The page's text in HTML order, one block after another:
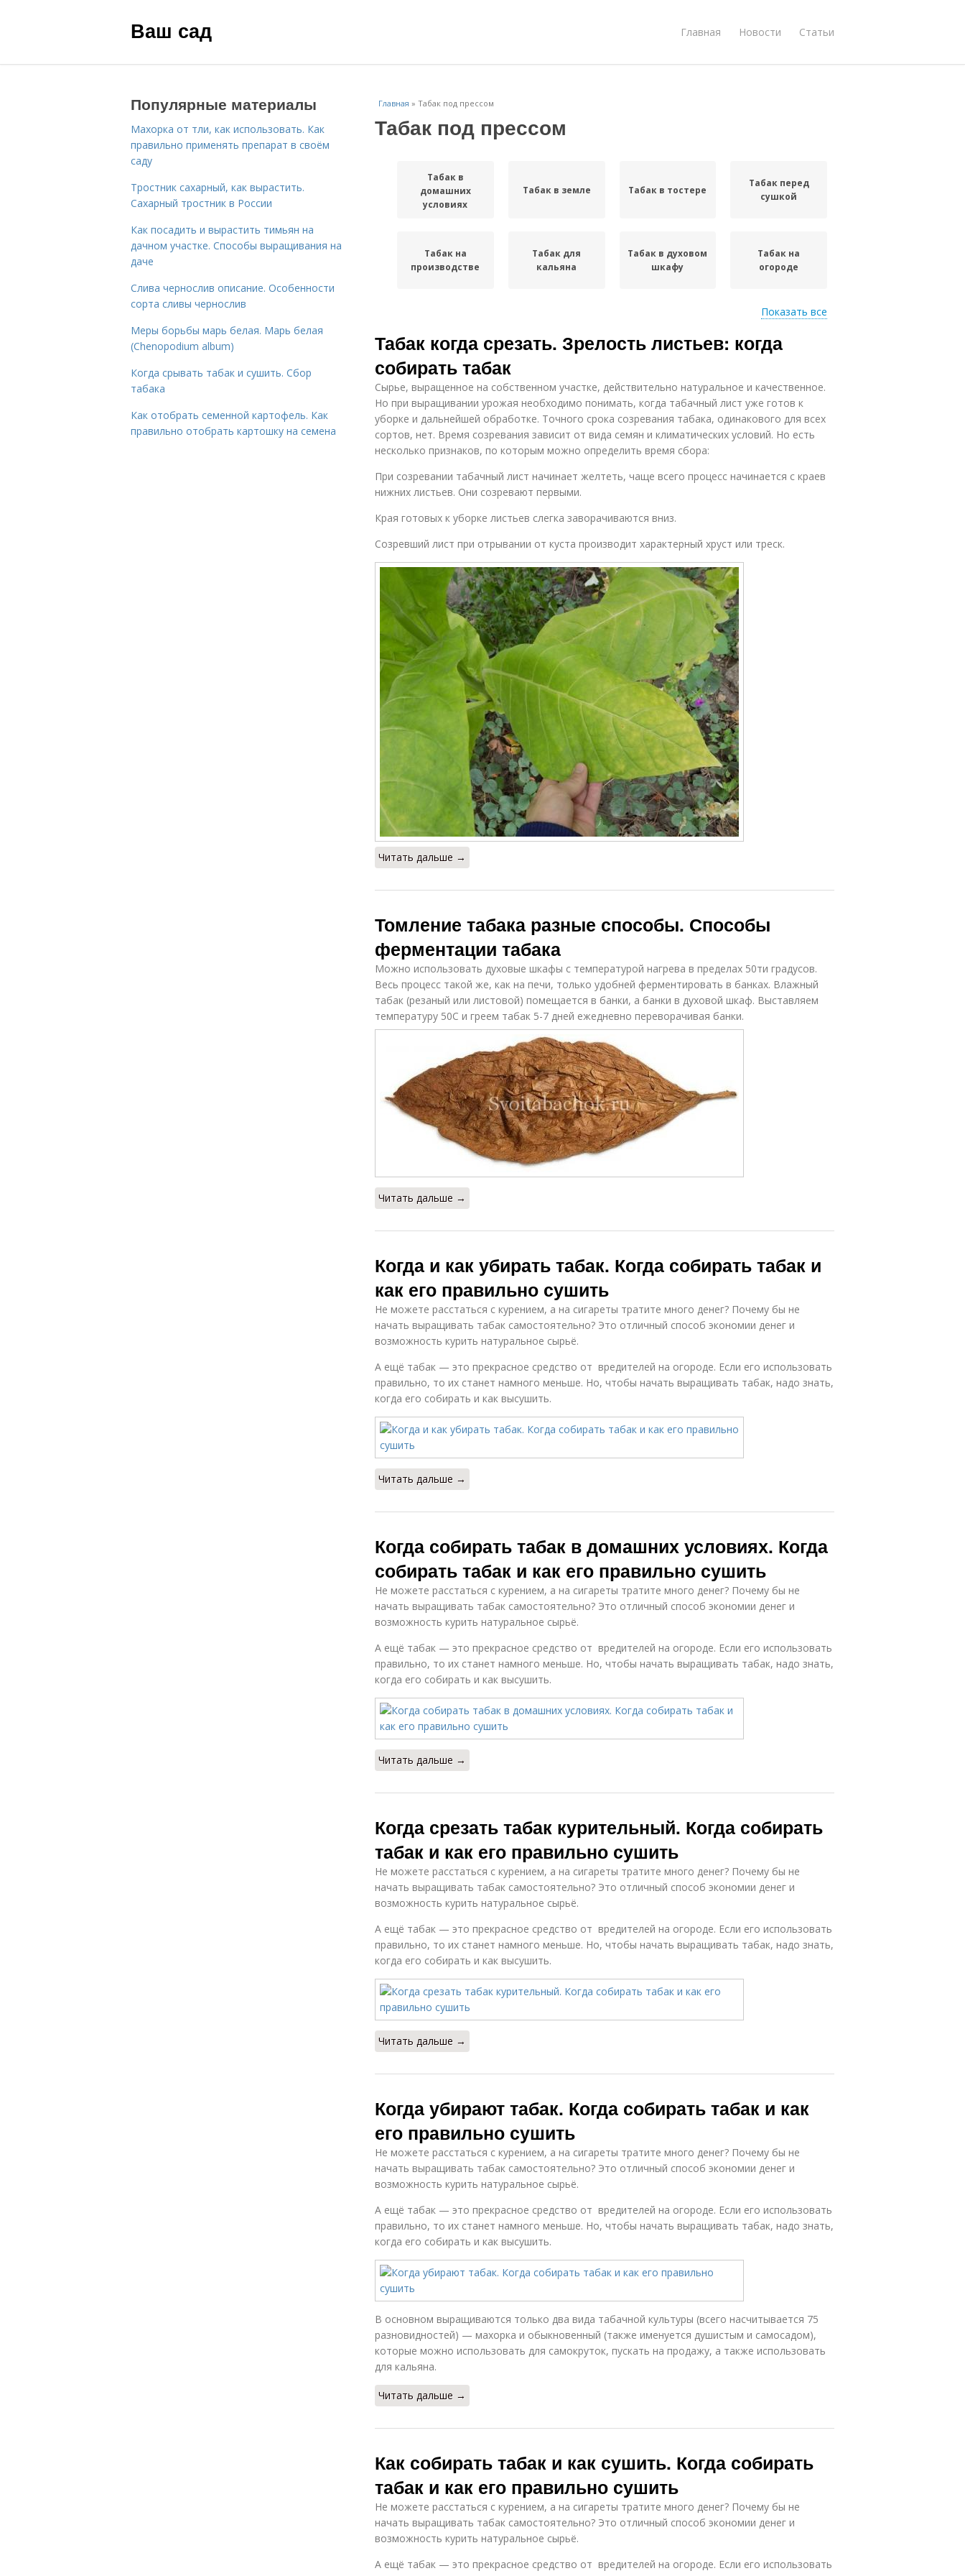
Ваш сад Главная Новости Статьи
Главная » Табак под прессом
Табак под прессом
Табак в
домашних
условиях
Табак в земле Табак в тостере
Табак перед
сушкой
Табак на
производстве
Табак для
кальяна
Табак в духовом
шкафу
Табак на
огороде
микроволновке
ферментации
табака
табак
Табак на
чердаке
Проблемный
табак
Восточный
табак
Уход за табаком
Показать все
Табак когда срезать. Зрелость листьев: когда
собирать табак
Сырье, выращенное на собственном участке, действительно натуральное и качественное.
Но при выращивании урожая необходимо понимать, когда табачный лист уже готов к
уборке и дальнейшей обработке. Точного срока созревания табака, одинакового для всех
сортов, нет. Время созревания зависит от вида семян и климатических условий. Но есть
несколько признаков, по которым можно определить время сбора:
При созревании табачный лист начинает желтеть, чаще всего процесс начинается с краев
нижних листьев. Они созревают первыми.
Края готовых к уборке листьев слегка заворачиваются вниз.
Созревший лист при отрывании от куста производит характерный хруст или треск.
Читать дальше →
Томление табака разные способы. Способы
ферментации табака
Можно использовать духовые шкафы с температурой нагрева в пределах 50ти градусов.
Весь процесс такой же, как на печи, только удобней ферментировать в банках. Влажный
табак (резаный или листовой) помещается в банки, а банки в духовой шкаф. Выставляем
температуру 50С и греем табак 5-7 дней ежедневно переворачивая банки.
Читать дальше →
Когда и как убирать табак. Когда собирать табак и
как его правильно сушить
Не можете расстаться с курением, а на сигареты тратите много денег? Почему бы не
начать выращивать табак самостоятельно? Это отличный способ экономии денег и
возможность курить натуральное сырьё.
А ещё табак — это прекрасное средство от вредителей на огороде. Если его использовать
правильно, то их станет намного меньше. Но, чтобы начать выращивать табак, надо знать,
когда его собирать и как высушить.
Читать дальше →
Когда собирать табак в домашних условиях. Когда
собирать табак и как его правильно сушить
Не можете расстаться с курением, а на сигареты тратите много денег? Почему бы не
начать выращивать табак самостоятельно? Это отличный способ экономии денег и
возможность курить натуральное сырьё.
А ещё табак — это прекрасное средство от вредителей на огороде. Если его использовать
правильно, то их станет намного меньше. Но, чтобы начать выращивать табак, надо знать,
когда его собирать и как высушить.
Читать дальше →
Когда срезать табак курительный. Когда собирать
табак и как его правильно сушить
Не можете расстаться с курением, а на сигареты тратите много денег? Почему бы не
начать выращивать табак самостоятельно? Это отличный способ экономии денег и
возможность курить натуральное сырьё.
А ещё табак — это прекрасное средство от вредителей на огороде. Если его использовать
правильно, то их станет намного меньше. Но, чтобы начать выращивать табак, надо знать,
когда его собирать и как высушить.
Читать дальше →
Когда убирают табак. Когда собирать табак и как
его правильно сушить
Не можете расстаться с курением, а на сигареты тратите много денег? Почему бы не
начать выращивать табак самостоятельно? Это отличный способ экономии денег и
возможность курить натуральное сырьё.
А ещё табак — это прекрасное средство от вредителей на огороде. Если его использовать
правильно, то их станет намного меньше. Но, чтобы начать выращивать табак, надо знать,
когда его собирать и как высушить.
В основном выращиваются только два вида табачной культуры (всего насчитывается 75
разновидностей) — махорка и обыкновенный (также именуется душистым и самосадом),
которые можно использовать для самокруток, пускать на продажу, а также использовать
для кальяна.
Читать дальше →
Как собирать табак и как сушить. Когда собирать
табак и как его правильно сушить
Не можете расстаться с курением, а на сигареты тратите много денег? Почему бы не
начать выращивать табак самостоятельно? Это отличный способ экономии денег и
возможность курить натуральное сырьё.
А ещё табак — это прекрасное средство от вредителей на огороде. Если его использовать
Популярные материалы
Махорка от тли, как использовать. Как
правильно применять препарат в своём
саду
Тростник сахарный, как вырастить.
Сахарный тростник в России
Как посадить и вырастить тимьян на
дачном участке. Способы выращивания на
даче
Слива чернослив описание. Особенности
сорта сливы чернослив
Меры борьбы марь белая. Марь белая
(Chenopodium album)
Когда срывать табак и сушить. Сбор
табака
Как отобрать семенной картофель. Как
правильно отобрать картошку на семена